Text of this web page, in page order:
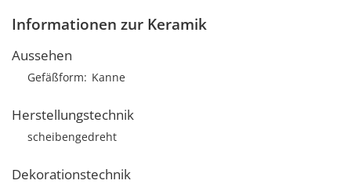
Informationen zur Keramik
Aussehen
Gefäßform Kanne
Herstellungstechnik
scheibengedreht
Dekorationstechnik